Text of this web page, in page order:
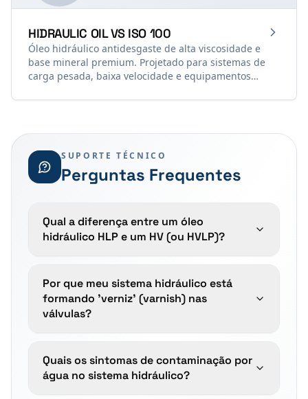
HIDRAULIC OIL VS ISO 100
Óleo hidráulico antidesgaste de alta viscosidade e
base mineral premium. Projetado para sistemas de
carga pesada, baixa velocidade e equipamentos
a manutenção de uma película lubrificante espessa é
SUPORTE TÉCNICO
Perguntas Frequentes
Qual a diferença entre um óleo
hidráulico HLP e um HV (ou HVLP)?
Por que meu sistema hidráulico está
formando 'verniz' (varnish) nas
válvulas?
Quais os sintomas de contaminação por
água no sistema hidráulico?